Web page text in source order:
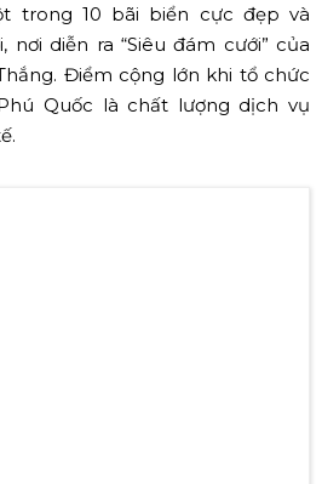
trong 10 bãi biển cực đẹp và
nơi diễn ra “Siêu đám cưới” của
Điểm cộng lớn khi tổ chức
Quốc là chất lượng dịch vụ